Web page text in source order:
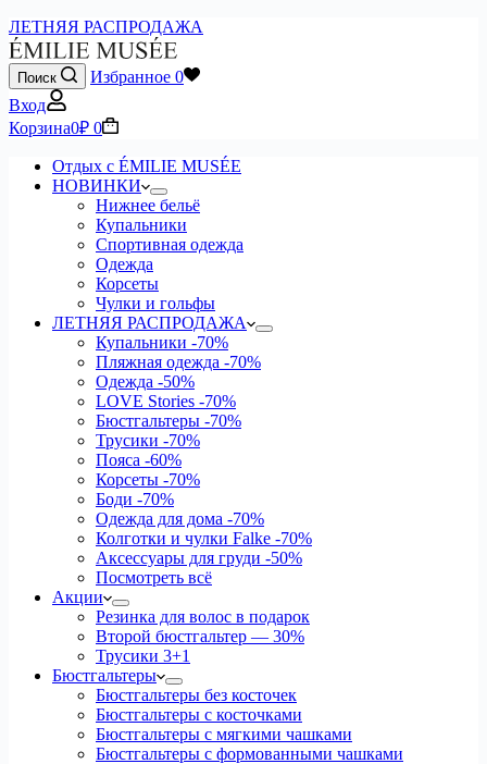
ЛЕТНЯЯ РАСПРОДАЖА
Поиск Избранное 0
Вход
Корзина0₽ 0
Отдых с ÉMILIE MUSÉE
НОВИНКИ
Нижнее бельё
Купальники
Спортивная одежда
Одежда
Корсеты
Чулки и гольфы
ЛЕТНЯЯ РАСПРОДАЖА
Купальники -70%
Пляжная одежда -70%
Одежда -50%
LOVE Stories -70%
Бюстгальтеры -70%
Трусики -70%
Пояса -60%
Корсеты -70%
Боди -70%
Одежда для дома -70%
Колготки и чулки Falke -70%
Аксессуары для груди -50%
Посмотреть всё
Акции
Резинка для волос в подарок
Второй бюстгальтер — 30%
Трусики 3+1
Бюстгальтеры
Бюстгальтеры без косточек
Бюстгальтеры с косточками
Бюстгальтеры с мягкими чашками
Бюстгальтеры с формованными чашками